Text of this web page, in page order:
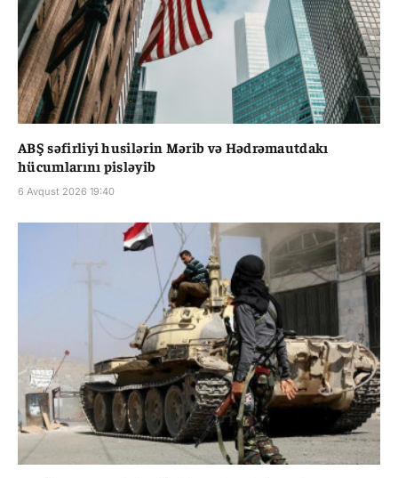
ABŞ səfirliyi husilərin Mərib və Hədrəmautdakı
hücumlarını pisləyib
6 Avqust 2026 19:40